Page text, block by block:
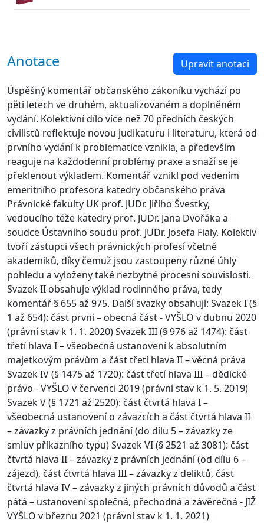
Anotace Upravit anotaci
Úspěšný komentář občanského zákoníku vychází po
pěti letech ve druhém, aktualizovaném a doplněném
vydání. Kolektivní dílo více než 70 předních českých
civilistů reflektuje novou judikaturu i literaturu, která od
prvního vydání k problematice vznikla, a především
reaguje na každodenní problémy praxe a snaží se je
překlenout výkladem. Komentář vznikl pod vedením
emeritního profesora katedry občanského práva
Právnické fakulty UK prof. JUDr. Jiřího Švestky,
vedoucího téže katedry prof. JUDr. Jana Dvořáka a
soudce Ústavního soudu prof. JUDr. Josefa Fialy. Kolektiv
tvoří zástupci všech právnických profesí včetně
akademiků, díky čemuž jsou zastoupeny různé úhly
pohledu a vyloženy také nezbytné procesní souvislosti.
Svazek II obsahuje výklad rodinného práva, tedy
komentář § 655 až 975. Další svazky obsahují: Svazek I (§
1 až 654): část první – obecná část - VYŠLO v dubnu 2020
(právní stav k 1. 1. 2020) Svazek III (§ 976 až 1474): část
třetí hlava I – všeobecná ustanovení k absolutním
majetkovým právům a část třetí hlava II – věcná práva
Svazek IV (§ 1475 až 1720): část třetí hlava III – dědické
právo - VYŠLO v červenci 2019 (právní stav k 1. 5. 2019)
Svazek V (§ 1721 až 2520): část čtvrtá hlava I –
všeobecná ustanovení o závazcích a část čtvrtá hlava II
– závazky z právních jednání (do dílu 5 – závazky ze
smluv příkazního typu) Svazek VI (§ 2521 až 3081): část
čtvrtá hlava II – závazky z právních jednání (od dílu 6 –
zájezd), část čtvrtá hlava III – závazky z deliktů, část
čtvrtá hlava IV – závazky z jiných právních důvodů a část
pátá – ustanovení společná, přechodná a závěrečná - JIŽ
VYŠLO v březnu 2021 (právní stav k 1. 1. 2021)